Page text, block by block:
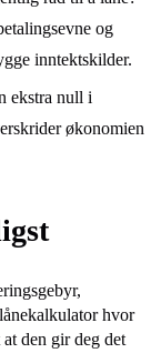
og
inntektskilder.
ekstra null i
økonomien
hvor
den gir deg det